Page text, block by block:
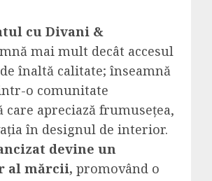
cu Divani &
mai mult decât accesul
înaltă calitate; înseamnă
o comunitate
care apreciază frumusețea,
în designul de interior.
devine un
al mărcii, promovând o